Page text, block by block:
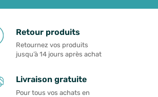
Retour produits
Retournez vos produits
jusqu’à 14 jours après achat
Livraison gratuite
Pour tous vos achats en